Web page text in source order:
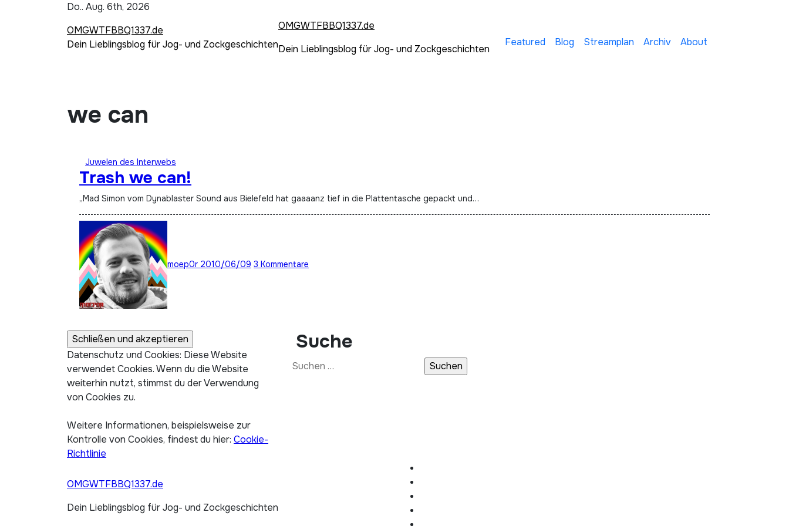
Do.. Aug. 6th, 2026
OMGWTFBBQ1337.de
Dein Lieblingsblog für Jog- und Zockgeschichten
OMGWTFBBQ1337.de
Dein Lieblingsblog für Jog- und Zockgeschichten
Featured Blog Streamplan Archiv About
we can
Juwelen des Interwebs
Trash we can!
„Mad Simon vom Dynablaster Sound aus Bielefeld hat gaaaanz tief in die Plattentasche gepackt und…
moep0r 2010/06/09 3 Kommentare
Datenschutz und Cookies: Diese Website
verwendet Cookies. Wenn du die Website
weiterhin nutzt, stimmst du der Verwendung
von Cookies zu.
Weitere Informationen, beispielsweise zur
Kontrolle von Cookies, findest du hier: Cookie-
Richtlinie
Suche
Suchen
OMGWTFBBQ1337.de
Dein Lieblingsblog für Jog- und Zockgeschichten